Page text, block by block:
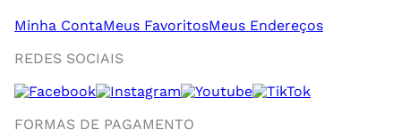
Minha ContaMeus FavoritosMeus Endereços
REDES SOCIAIS
FORMAS DE PAGAMENTO